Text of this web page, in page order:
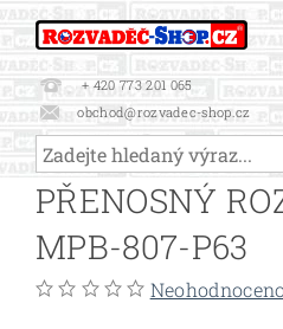
+ 420 773 201 065
obchod@rozvadec-shop.cz
PŘENOSNÝ
MPB-807-P63